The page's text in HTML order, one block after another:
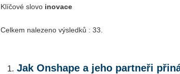
Klíčové slovo inovace
Celkem nalezeno výsledků : 33.
1. Jak Onshape a jeho partneři